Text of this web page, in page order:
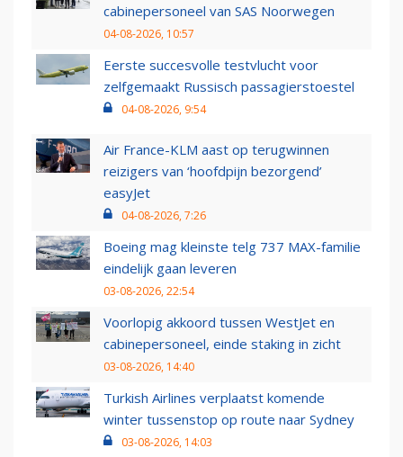
cabinepersoneel van SAS Noorwegen
04-08-2026, 10:57
Eerste succesvolle testvlucht voor
zelfgemaakt Russisch passagierstoestel
04-08-2026, 9:54
Air France-KLM aast op terugwinnen
reizigers van ‘hoofdpijn bezorgend’
easyJet
04-08-2026, 7:26
Boeing mag kleinste telg 737 MAX-familie
eindelijk gaan leveren
03-08-2026, 22:54
Voorlopig akkoord tussen WestJet en
cabinepersoneel, einde staking in zicht
03-08-2026, 14:40
Turkish Airlines verplaatst komende
winter tussenstop op route naar Sydney
03-08-2026, 14:03